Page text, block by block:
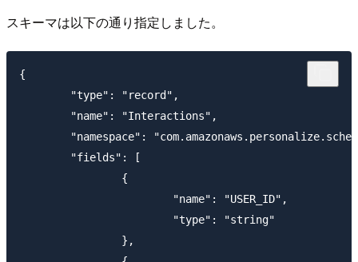
スキーマは以下の通り指定しました。
{